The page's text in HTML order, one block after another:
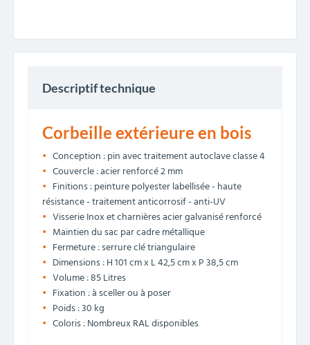
Descriptif technique
Corbeille extérieure en bois
Conception : pin avec traitement autoclave classe 4
Couvercle : acier renforcé 2 mm
Finitions : peinture polyester labellisée - haute
résistance - traitement anticorrosif - anti-UV
Visserie Inox et charnières acier galvanisé renforcé
Maintien du sac par cadre métallique
Fermeture : serrure clé triangulaire
Dimensions : H 101 cm x L 42,5 cm x P 38,5 cm
Volume : 85 Litres
Fixation : à sceller ou à poser
Poids : 30 kg
Coloris : Nombreux RAL disponibles